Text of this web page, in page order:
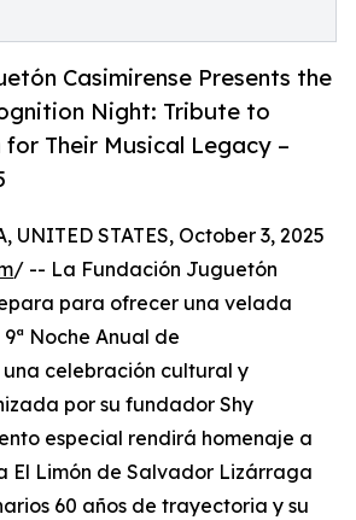
Casimirense Presents the
Night: Tribute to
for Their Musical Legacy –
UNITED STATES, October 3, 2025
/ -- La Fundación Juguetón
para ofrecer una velada
Noche Anual de
una celebración cultural y
por su fundador Shy
especial rendirá homenaje a
El Limón de Salvador Lizárraga
60 años de trayectoria y su